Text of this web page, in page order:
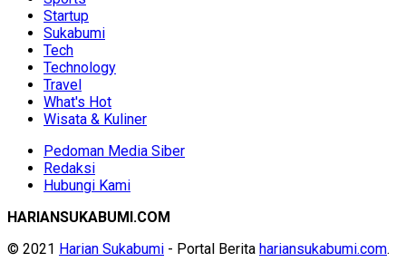
Startup
Sukabumi
Tech
Technology
Travel
What's Hot
Wisata & Kuliner
Pedoman Media Siber
Redaksi
Hubungi Kami
HARIANSUKABUMI.COM
© 2021 Harian Sukabumi - Portal Berita hariansukabumi.com.